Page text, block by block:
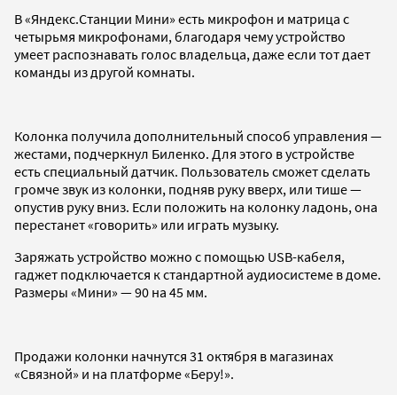
В «Яндекс.Станции Мини» есть микрофон и матрица с
четырьмя микрофонами, благодаря чему устройство
умеет распознавать голос владельца, даже если тот дает
команды из другой комнаты.
Колонка получила дополнительный способ управления —
жестами, подчеркнул Биленко. Для этого в устройстве
есть специальный датчик. Пользователь сможет сделать
громче звук из колонки, подняв руку вверх, или тише —
опустив руку вниз. Если положить на колонку ладонь, она
перестанет «говорить» или играть музыку.
Заряжать устройство можно с помощью USB-кабеля,
гаджет подключается к стандартной аудиосистеме в доме.
Размеры «Мини» — 90 на 45 мм.
Продажи колонки начнутся 31 октября в магазинах
«Связной» и на платформе «Беру!».